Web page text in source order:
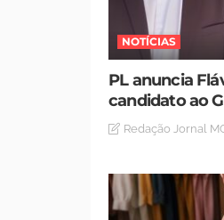
NOTÍCIAS
PL anuncia
candidato ao
Redação Jornal